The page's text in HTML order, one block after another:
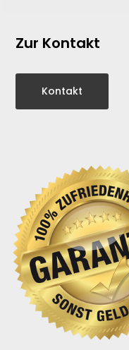
Zur Kontakt
Kontakt